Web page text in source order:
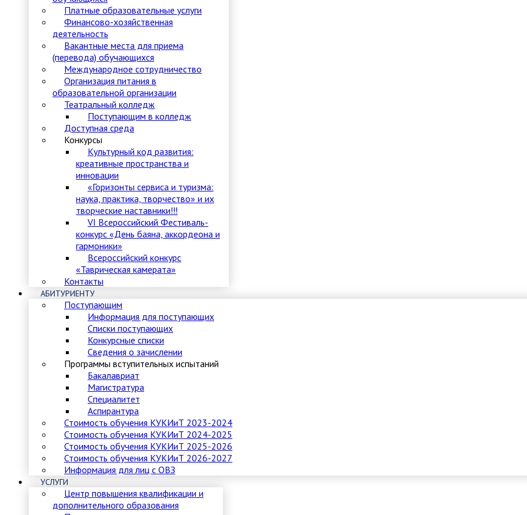
Платные образовательные услуги
Финансово-хозяйственная
деятельность
Вакантные места для приема
(перевода) обучающихся
Международное сотрудничество
Организация питания в
образовательной организации
Театральный колледж
Поступающим в колледж
Доступная среда
Конкурсы
Культурный код развития:
креативные пространства и
инновации
«Горизонты сервиса и туризма:
наука, практика, творчество» и их
творческие наставники!!!
VI Всероссийский Фестиваль-
конкурс «День баяна, аккордеона и
гармоники»
Всероссийский конкурс
«Таврическая камерата»
Контакты
АБИТУРИЕНТУ
Поступающим
Информация для поступающих
Списки поступающих
Конкурсные списки
Сведения о зачислении
Программы вступительных испытаний
Бакалавриат
Магистратура
Специалитет
Аспирантура
Стоимость обучения КУКИиТ 2023-2024
Стоимость обучения КУКИиТ 2024-2025
Стоимость обучения КУКИиТ 2025-2026
Стоимость обучения КУКИиТ 2026-2027
Информация для лиц с ОВЗ
УСЛУГИ
Центр повышения квалификации и
дополнительного образования